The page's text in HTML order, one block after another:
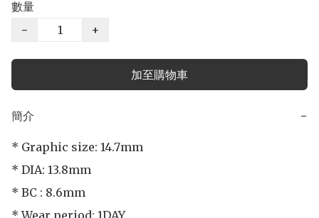
數量
−
+
加至購物車
簡介 −
* Graphic size: 14.7mm
* DIA: 13.8mm
* BC : 8.6mm